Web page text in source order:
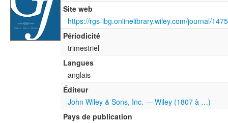
Site web
https://rgs-ibg.onlinelibrary.wiley.com/journal/
Périodicité
trimestriel
Langues
anglais
Éditeur
John Wiley & Sons, Inc. — Wiley (1807 à …)
Pays de publication